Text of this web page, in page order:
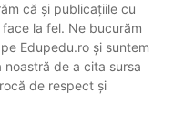
că și publicațiile cu
la fel. Ne bucurăm
Edupedu.ro și suntem
de a cita sursa
de respect și